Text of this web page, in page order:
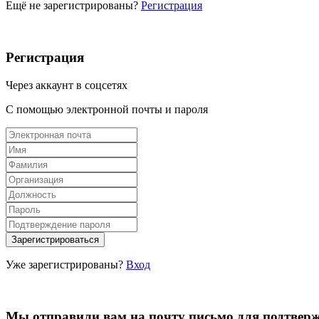
Ещё не зарегистрированы? Регистрация
Регистрация
Через аккаунт в соцсетях
С помощью электронной почты и пароля
Уже зарегистрированы? Вход